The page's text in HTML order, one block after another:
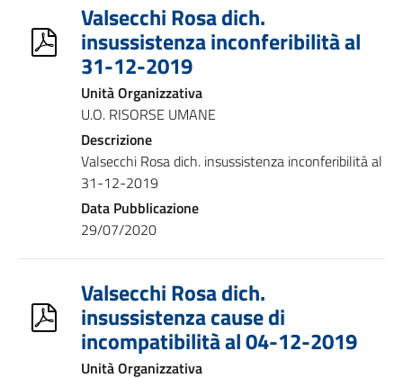
Valsecchi Rosa dich.
insussistenza inconferibilità al
31-12-2019
Unità Organizzativa
U.O. RISORSE UMANE
Descrizione
Valsecchi Rosa dich. insussistenza inconferibilità al
31-12-2019
Data Pubblicazione
29/07/2020
Valsecchi Rosa dich.
insussistenza cause di
incompatibilità al 04-12-2019
Unità Organizzativa